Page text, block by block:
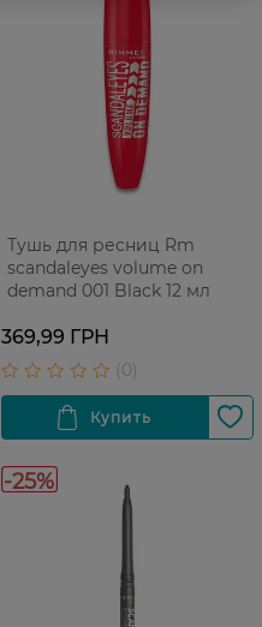
Тушь для ресниц Rm
scandaleyes volume on
demand 001 Black 12 мл
369,99 ГРН
-25%